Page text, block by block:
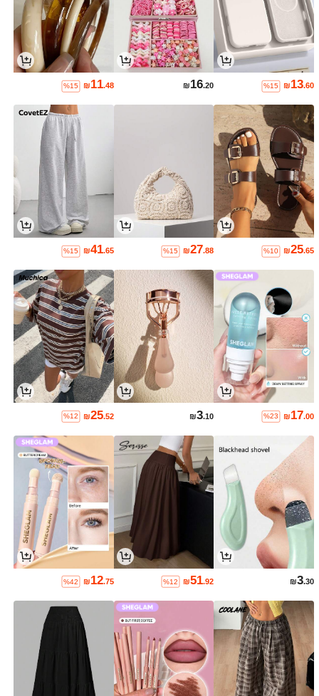
₪13.60
%15
₪16.20
₪11.48
%15
₪25.65
%10
₪27.88
%15
₪41.65
%15
₪17.00
%23
₪3.10
₪25.52
%12
₪3.30
₪51.92
%12
₪12.75
%42